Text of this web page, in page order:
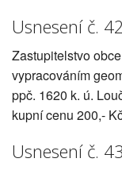
Usnesení č.
Zastupitelstvo
vypracováním
ppč. 1620 k. ú.
kupní cenu 200,-
Usnesení č.